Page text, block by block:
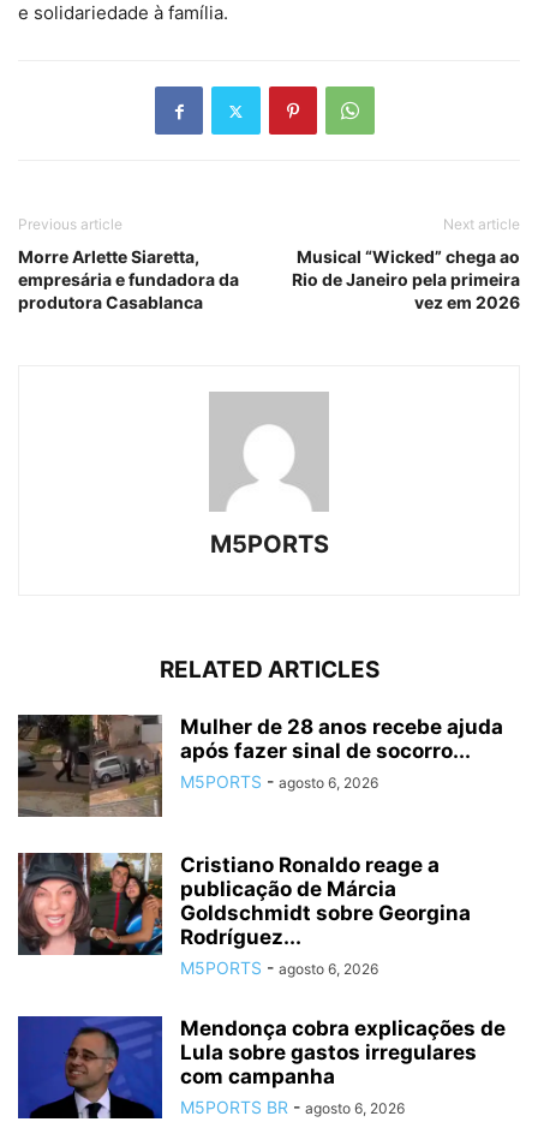
e solidariedade à família.
Previous article
Morre Arlette Siaretta,
empresária e fundadora da
produtora Casablanca
Next article
Musical “Wicked” chega ao
Rio de Janeiro pela primeira
vez em 2026
M5PORTS
RELATED ARTICLES
Mulher de 28 anos recebe ajuda
após fazer sinal de socorro...
M5PORTS - agosto 6, 2026
Cristiano Ronaldo reage a
publicação de Márcia
Goldschmidt sobre Georgina
Rodríguez...
M5PORTS - agosto 6, 2026
Mendonça cobra explicações de
Lula sobre gastos irregulares
com campanha
M5PORTS BR - agosto 6, 2026